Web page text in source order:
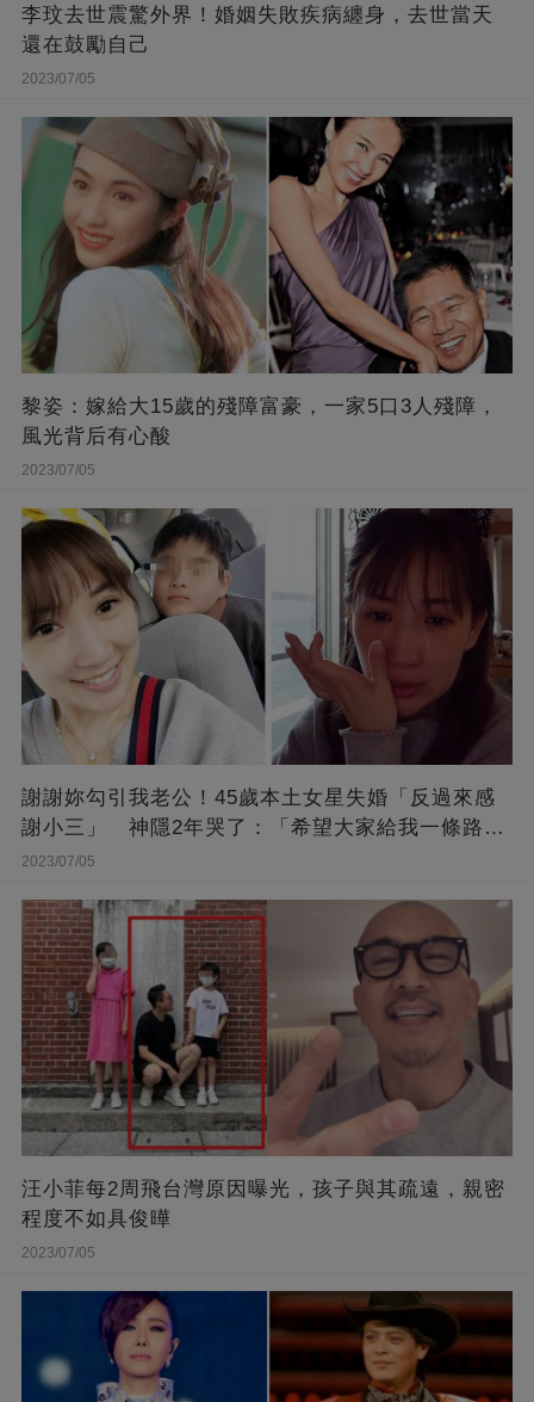
李玟去世震驚外界！婚姻失敗疾病纏身，去世當天
還在鼓勵自己
2023/07/05
黎姿：嫁給大15歲的殘障富豪，一家5口3人殘障，
風光背后有心酸
2023/07/05
謝謝妳勾引我老公！45歲本土女星失婚「反過來感
謝小三」 神隱2年哭了：「希望大家給我一條路
走...」
2023/07/05
汪小菲每2周飛台灣原因曝光，孩子與其疏遠，親密
程度不如具俊曄
2023/07/05